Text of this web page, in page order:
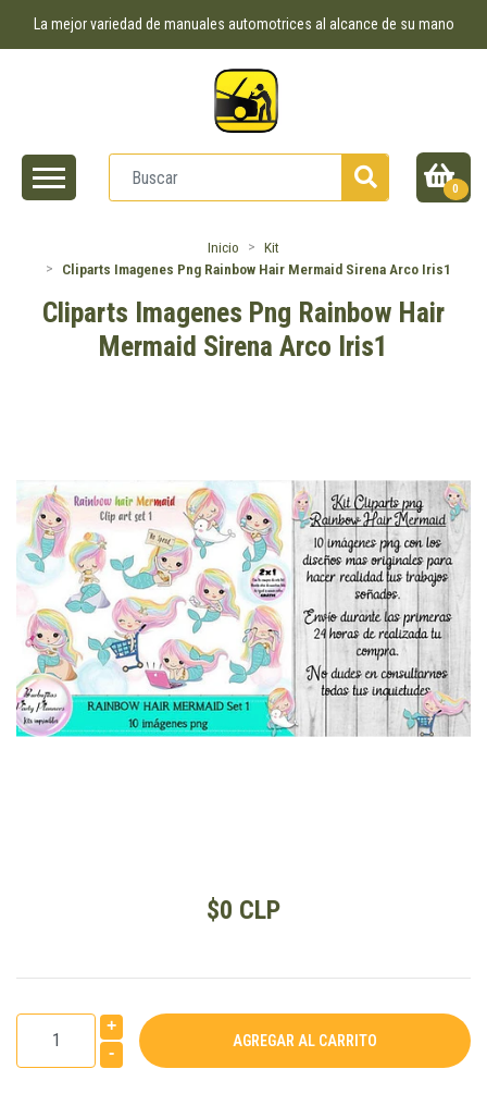
La mejor variedad de manuales automotrices al alcance de su mano
0
Inicio
Kit
Cliparts Imagenes Png Rainbow Hair Mermaid Sirena Arco Iris1
Cliparts Imagenes Png Rainbow Hair
Mermaid Sirena Arco Iris1
$0 CLP
+
-